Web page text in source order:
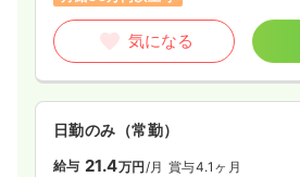
気になる
日勤のみ（常勤）
給与 21.4万円 /月 賞与4.1ヶ月